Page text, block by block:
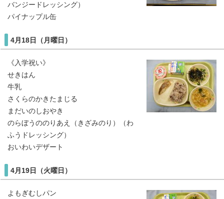
バンジードレッシング）
パイナップル缶
4月18日（月曜日）
《入学祝い》
せきはん
牛乳
さくらのかきたまじる
まだいのしおやき
のらぼうののりあえ（きざみのり）（わ
ふうドレッシング）
おいわいデザート
4月19日（火曜日）
よもぎむしパン